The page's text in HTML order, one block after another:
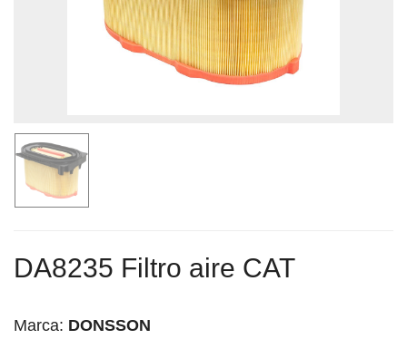
DA8235 Filtro aire CAT
Marca: DONSSON